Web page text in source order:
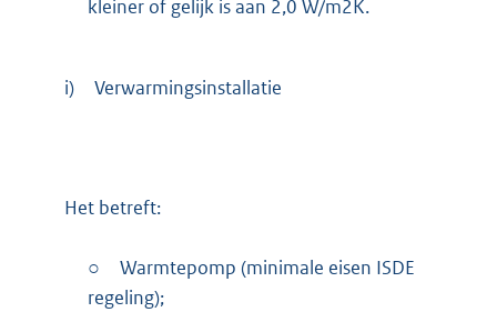
kleiner of gelijk is aan 2,0 W/m2K.
i) Verwarmingsinstallatie
Het betreft:
○
Warmtepomp (minimale eisen ISDE
regeling);